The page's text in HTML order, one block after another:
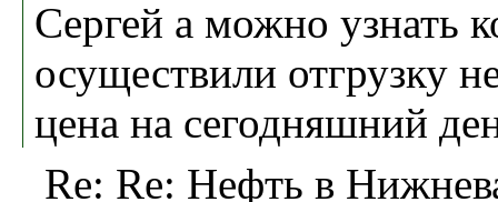
Сергей а можно узнать
осуществили отгрузку
цена на сегодняшний
Re: Re: Нефть в